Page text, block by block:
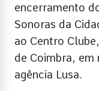
encerramento
Sonoras da
ao Centro
de Coimbra, em
agência Lusa.